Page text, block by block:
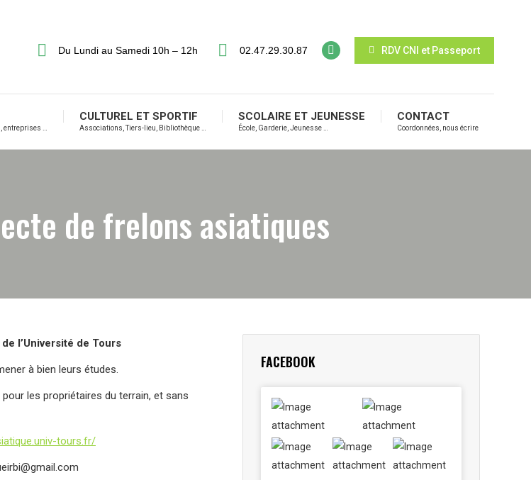
Du Lundi au Samedi 10h – 12h 02.47.29.30.87 RDV CNI et Passeport
entreprises …
CULTUREL ET SPORTIF
Associations, Tiers-lieu, Bibliothèque …
SCOLAIRE ET JEUNESSE
École, Garderie, Jeunesse …
CONTACT
Coordonnées, nous écrire
de frelons asiatiques
l’Université de Tours
à bien leurs études.
les propriétaires du terrain, et sans
tours.fr/
FACEBOOK